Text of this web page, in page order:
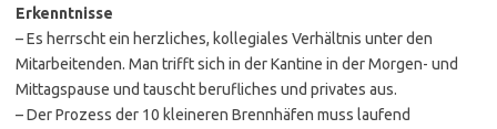
Erkenntnisse
– Es herrscht ein herzliches, kollegiales Verhältnis unter den
Mitarbeitenden. Man trifft sich in der Kantine in der Morgen- und
Mittagspause und tauscht berufliches und privates aus.
– Der Prozess der 10 kleineren Brennhäfen muss laufend